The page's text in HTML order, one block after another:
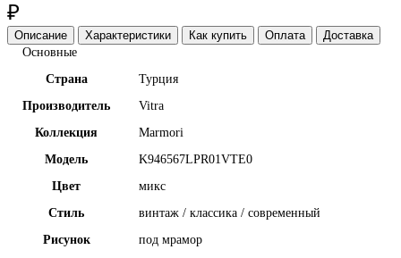
₽
Описание Характеристики Как купить Оплата
Доставка
Основные
Страна
Турция
Производитель
Vitra
Коллекция
Marmori
Модель
K946567LPR01VTE0
Цвет
микс
Стиль
винтаж / классика / современный
Рисунок
под мрамор